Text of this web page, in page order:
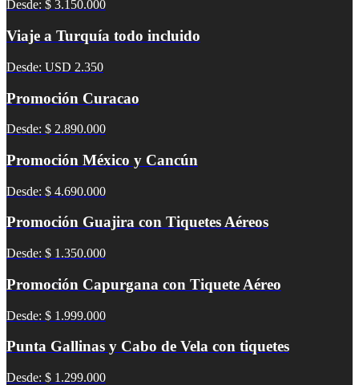
Desde: $ 3.150.000
Viaje a Turquía todo incluido
Desde: USD 2.350
Promoción Curacao
Desde: $ 2.890.000
Promoción México y Cancún
Desde: $ 4.690.000
Promoción Guajira con Tiquetes Aéreos
Desde: $ 1.350.000
Promoción Capurgana con Tiquete Aéreo
Desde: $ 1.999.000
Punta Gallinas y Cabo de Vela con tiquetes
Desde: $ 1.299.000